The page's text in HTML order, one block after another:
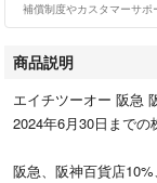
補償制度やカスタマーサポ
商品説明
エイチツーオー 阪急
2024年6月30日までの
阪急、阪神百貨店10%